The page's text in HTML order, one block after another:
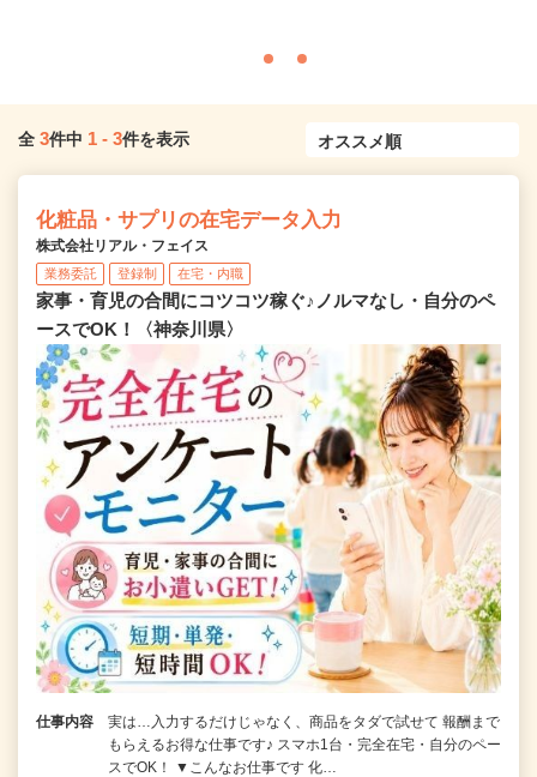
全 3件中 1 - 3件を表示
化粧品・サプリの在宅データ入力
株式会社リアル・フェイス
業務委託 登録制 在宅・内職
家事・育児の合間にコツコツ稼ぐ♪ノルマなし・自分のペ
ースでOK！〈神奈川県〉
仕事内容
実は…入力するだけじゃなく、商品をタダで試せて 報酬まで
もらえるお得な仕事です♪ スマホ1台・完全在宅・自分のペー
スでOK！ ▼こんなお仕事です 化…